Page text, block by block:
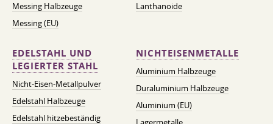
Messing Halbzeuge
Messing (EU)
Lanthanoide
EDELSTAHL UND
LEGIERTER STAHL
Nicht-Eisen-Metallpulver
Edelstahl Halbzeuge
Edelstahl hitzebeständig
NICHTEISENMETALLE
Aluminium Halbzeuge
Duraluminium Halbzeuge
Aluminium (EU)